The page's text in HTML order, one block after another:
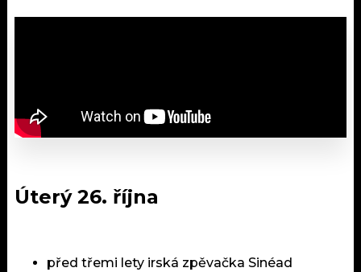
Úterý 26. října
před třemi lety irská zpěvačka Sinéad